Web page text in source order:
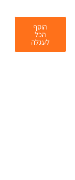
הוסף
הכל
לעגלה